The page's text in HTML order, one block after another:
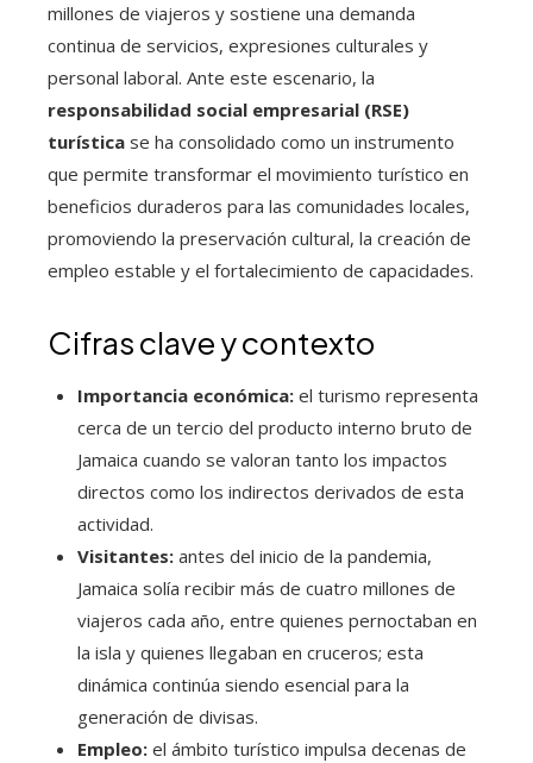
millones de viajeros y sostiene una demanda
continua de servicios, expresiones culturales y
personal laboral. Ante este escenario, la
responsabilidad social empresarial (RSE)
turística se ha consolidado como un instrumento
que permite transformar el movimiento turístico en
beneficios duraderos para las comunidades locales,
promoviendo la preservación cultural, la creación de
empleo estable y el fortalecimiento de capacidades.
Cifras clave y contexto
Importancia económica: el turismo representa
cerca de un tercio del producto interno bruto de
Jamaica cuando se valoran tanto los impactos
directos como los indirectos derivados de esta
actividad.
Visitantes: antes del inicio de la pandemia,
Jamaica solía recibir más de cuatro millones de
viajeros cada año, entre quienes pernoctaban en
la isla y quienes llegaban en cruceros; esta
dinámica continúa siendo esencial para la
generación de divisas.
Empleo: el ámbito turístico impulsa decenas de